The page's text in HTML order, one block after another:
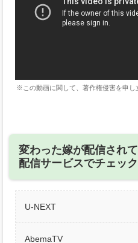
※この動画に関して、著作権侵害を申し
変わった嫁が配信され
配信サービスでチェック
U-NEXT
AbemaTV